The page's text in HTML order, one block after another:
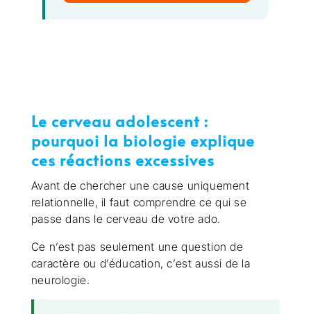
Le cerveau adolescent :
pourquoi la biologie explique
ces réactions excessives
Avant de chercher une cause uniquement
relationnelle, il faut comprendre ce qui se
passe dans le cerveau de votre ado.
Ce n’est pas seulement une question de
caractère ou d’éducation, c’est aussi de la
neurologie.